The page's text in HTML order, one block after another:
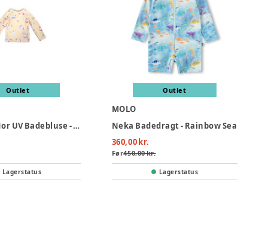
Outlet
Filibabba Nor UV Badebluse - Yellow
Lagerstatus
Outlet
MOLO
Neka Badedragt - Rainbow Sea
360,00 kr.
Før450,00 kr.
Lagerstatus